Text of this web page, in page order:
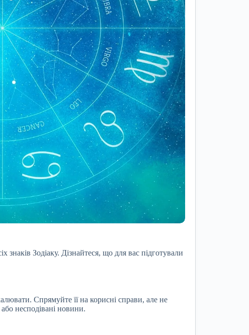
Зодіаку. Дізнайтеся, що для вас підготували
Спрямуйте її на корисні справи, але не
або несподівані новини.